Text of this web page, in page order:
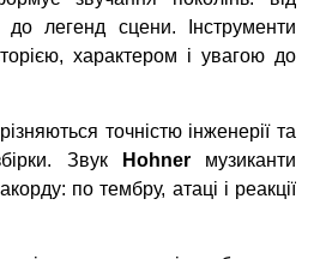
до легенд сцени. Інструменти
характером і увагою до
точністю інженерії та
Звук
Hohner музиканти
по тембру, атаці і реакції